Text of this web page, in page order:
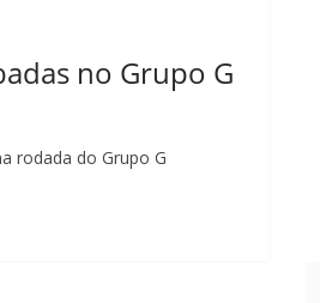
no Grupo G
rodada do Grupo G